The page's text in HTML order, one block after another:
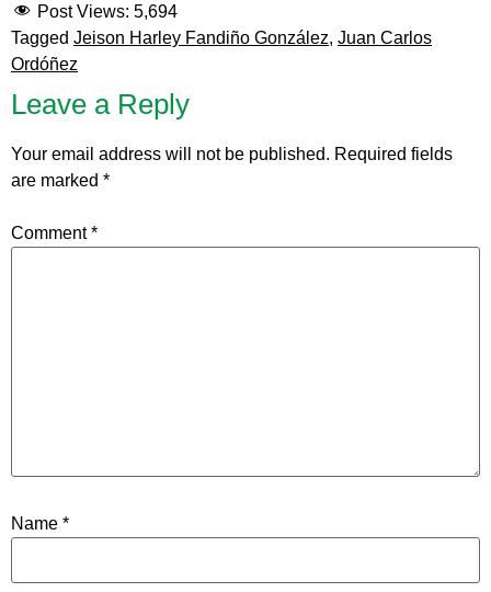
Post Views: 5,694
Tagged Jeison Harley Fandiño González, Juan Carlos
Ordóñez
Leave a Reply
Your email address will not be published. Required fields
are marked *
Comment*
Name *